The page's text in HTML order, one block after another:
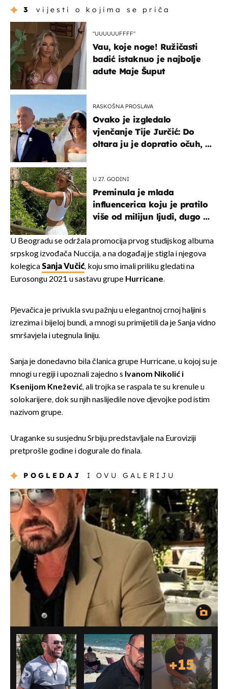
3 vijesti o kojima se priča
"UUUUUUFFFF"
Vau, koje noge! Ružičasti
badić istaknuo je najbolje
adute Maje Šuput
RASKOŠNA PROSLAVA
Ovako je izgledalo
vjenčanje Tije Jurčić: Do
oltara ju je dopratio očuh, a
U 27. GODINI
Preminula je mlada
influencerica koju je pratilo
više od milijun ljudi, dugo se
U Beogradu se održala promocija prvog studijskog albuma
srpskog izvođača Nuccija, a na događaj je stigla i njegova
kolegicaSanja Vučić, koju smo imali priliku gledati na
Eurosongu 2021. u sastavu grupe Hurricane.
Pjevačica je privukla svu pažnju u elegantnoj crnoj haljini s
izrezima i bijeloj bundi, a mnogi su primijetili da je Sanja vidno
smršavjela i utegnula liniju.
Sanja je donedavno bila članica grupe Hurricane, u kojoj su je
mnogi u regiji i upoznali zajedno s Ivanom Nikolić i
Ksenijom Knežević, ali trojka se raspala te su krenule u
solokarijere, dok su njih naslijedile nove djevojke pod istim
nazivom grupe.
Uraganke su susjednu Srbiju predstavljale na Euroviziji
pretprošle godine i dogurale do finala.
POGLEDAJ I OVU GALERIJU
+15